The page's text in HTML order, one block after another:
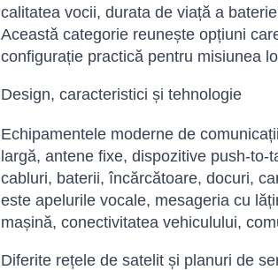
calitatea vocii, durata de viață a
Această categorie reunește opțiuni
configurație practică pentru misiunea
Design, caracteristici și tehnologie
Echipamentele moderne de
largă, antene fixe, dispozitive push-
cabluri, baterii, încărcătoare, docuri,
este apelurile vocale, mesageria cu
mașină, conectivitatea vehiculului,
Diferite rețele de satelit și planuri de